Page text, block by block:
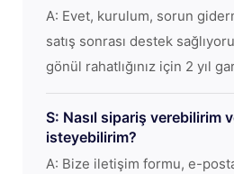
A: Evet, kurulum, sorun
satış sonrası destek
gönül rahatlığınız için 2 yıl
S: Nasıl sipariş verebilirim
isteyebilirim?
A: Bize iletişim formu, e-